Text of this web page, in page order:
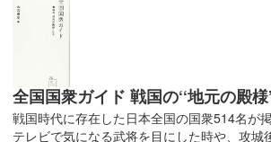
販売終了
全国国衆ガイド 戦国の‘‘地元の殿
戦国時代に存在した日本全国の国衆514名が
テレビで気になる武将を目にした時や、攻